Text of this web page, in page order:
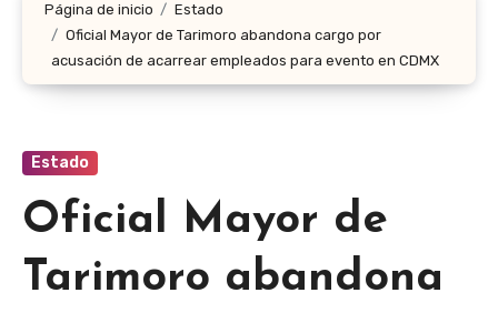
Página de inicio
Estado
Oficial Mayor de Tarimoro abandona cargo por
acusación de acarrear empleados para evento en CDMX
Estado
Oficial Mayor de
Tarimoro abandona